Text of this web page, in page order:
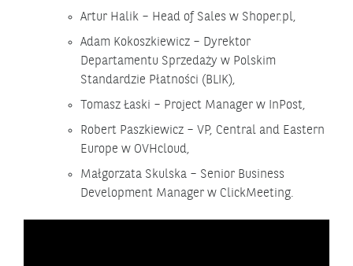
Artur Halik – Head of Sales w Shoper.pl,
Adam Kokoszkiewicz – Dyrektor
Departamentu Sprzedaży w ‎Polskim
Standardzie Płatności (BLIK),
Tomasz Łaski – Project Manager w InPost,
Robert Paszkiewicz – VP, Central and Eastern
Europe w OVHcloud,
Małgorzata Skulska – Senior Business
Development Manager w ClickMeeting.